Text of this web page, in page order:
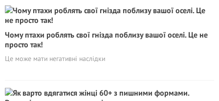
Чому птахи роблять свої гнізда поблизу вашої оселі. Це не
просто так!
Це може мати негативні наслідки